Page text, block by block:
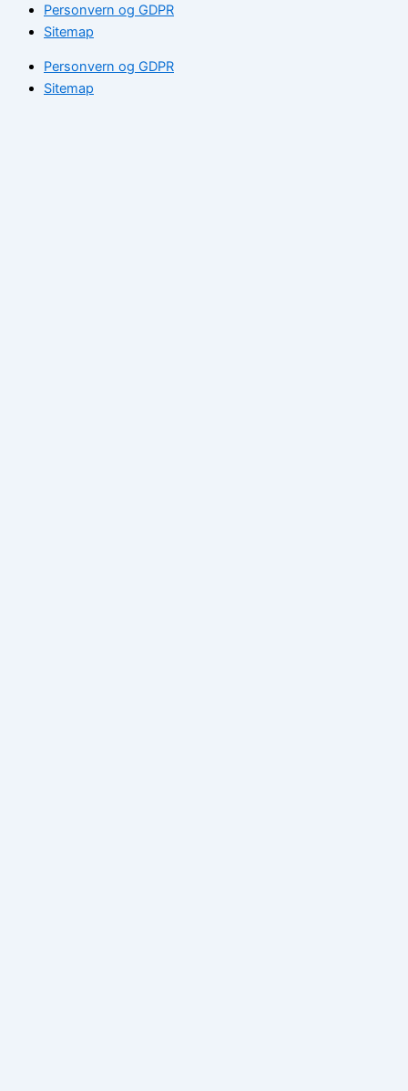
Personvern og GDPR
Sitemap
Personvern og GDPR
Sitemap